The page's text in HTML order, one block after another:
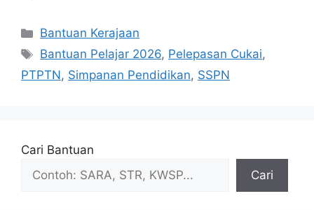
Categories
Bantuan Kerajaan
Tags
Bantuan Pelajar 2026, Pelepasan Cukai,
PTPTN, Simpanan Pendidikan, SSPN
Cari Bantuan
Cari